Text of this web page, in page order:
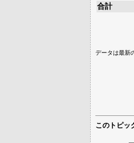
合計
データは最新
このトピッ